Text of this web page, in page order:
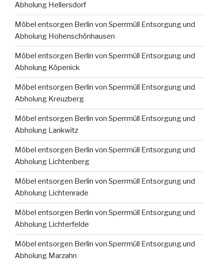
Abholung Hellersdorf
Möbel entsorgen Berlin von Sperrmüll Entsorgung und
Abholung Hohenschönhausen
Möbel entsorgen Berlin von Sperrmüll Entsorgung und
Abholung Köpenick
Möbel entsorgen Berlin von Sperrmüll Entsorgung und
Abholung Kreuzberg
Möbel entsorgen Berlin von Sperrmüll Entsorgung und
Abholung Lankwitz
Möbel entsorgen Berlin von Sperrmüll Entsorgung und
Abholung Lichtenberg
Möbel entsorgen Berlin von Sperrmüll Entsorgung und
Abholung Lichtenrade
Möbel entsorgen Berlin von Sperrmüll Entsorgung und
Abholung Lichterfelde
Möbel entsorgen Berlin von Sperrmüll Entsorgung und
Abholung Marzahn